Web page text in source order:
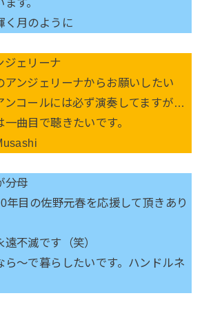
す。
く月のように
ジェリーナ
アンジェリーナからお願いしたい
ンコールには必ず演奏してますが…
曲目で聴きたいです。
分母
年目の佐野元春を応援して頂きあり
不滅です（笑）
ら〜で暮らしたいです。ハンドルネ